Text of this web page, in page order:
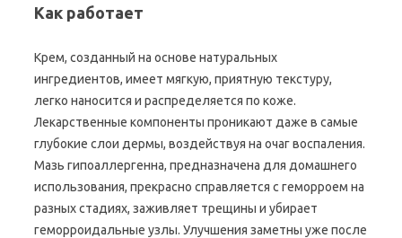
Как работает
Крем, созданный на основе натуральных
ингредиентов, имеет мягкую, приятную текстуру,
легко наносится и распределяется по коже.
Лекарственные компоненты проникают даже в самые
глубокие слои дермы, воздействуя на очаг воспаления.
Мазь гипоаллергенна, предназначена для домашнего
использования, прекрасно справляется с геморроем на
разных стадиях, заживляет трещины и убирает
геморроидальные узлы. Улучшения заметны уже после